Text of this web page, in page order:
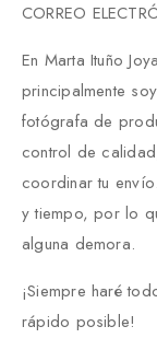
CORREO
En Marta Ituño
principalmente
fotógrafa de
control de
coordinar tu
y tiempo, por lo
alguna demora.
¡Siempre haré
rápido posible!